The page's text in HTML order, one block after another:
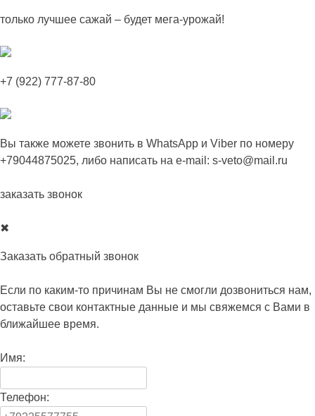
Skip
content
только лучшее сажай – будет мега-урожай!
+7 (922) 777-87-80
Вы также можете звонить в WhatsApp и Viber по номеру
+79044875025, либо написать на e-mail: s-veto@mail.ru
заказать звонок
✖
Заказать обратный звонок
Если по каким-то причинам Вы не смогли дозвониться нам,
оставьте свои контактные данные и мы свяжемся с Вами в
ближайшее время.
Имя:
Телефон: